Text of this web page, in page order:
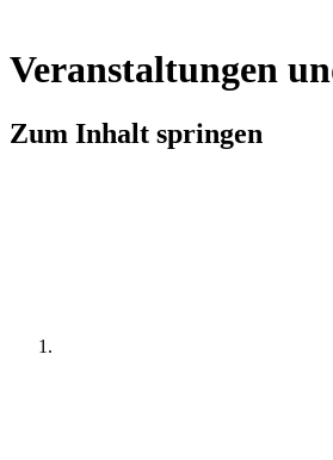
Veranstaltungen
Zum Inhalt springen